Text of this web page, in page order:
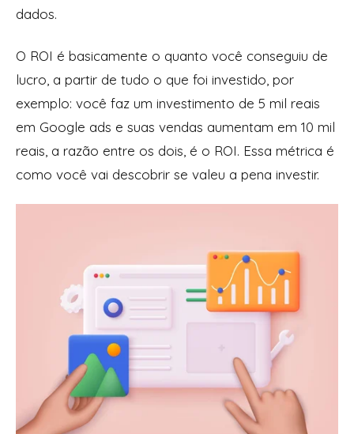
dados.
O ROI é basicamente o quanto você conseguiu de
lucro, a partir de tudo o que foi investido, por
exemplo: você faz um investimento de 5 mil reais
em Google ads e suas vendas aumentam em 10 mil
reais, a razão entre os dois, é o ROI. Essa métrica é
como você vai descobrir se valeu a pena investir.